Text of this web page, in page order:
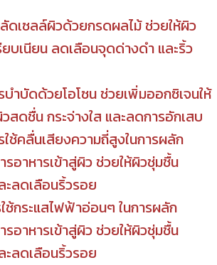
ดเซลล์ผิวด้วยกรดผลไม้ ช่วยให้ผิว
ยบเนียน ลดเลือนจุดด่างดำ และริ้ว
บำบัดด้วยโอโซน ช่วยเพิ่มออกซิเจนให้
สดชื่น กระจ่างใส และลดการอักเสบ
ใช้คลื่นเสียงความถี่สูงในการผลัก
รอาหารเข้าสู่ผิว ช่วยให้ผิวชุ่มชื้น
ะลดเลือนริ้วรอย
ช้กระแสไฟฟ้าอ่อนๆ ในการผลัก
รอาหารเข้าสู่ผิว ช่วยให้ผิวชุ่มชื้น
ะลดเลือนริ้วรอย